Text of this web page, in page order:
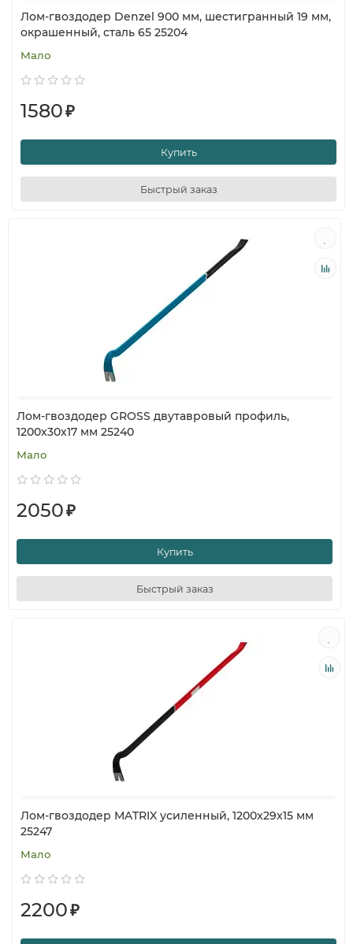
Лом-гвоздодер Denzel 900 мм, шестигранный 19 мм,
окрашенный, сталь 65 25204
Мало
1580₽
Купить
Быстрый заказ
Лом-гвоздодер GROSS двутавровый профиль,
1200x30x17 мм 25240
Мало
2050₽
Купить
Быстрый заказ
Лом-гвоздодер MATRIX усиленный, 1200x29x15 мм
25247
Мало
2200₽